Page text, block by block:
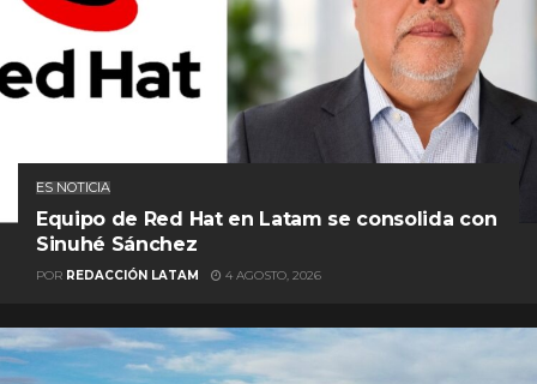
ES NOTICIA
Equipo de Red Hat en Latam se consolida con
Sinuhé Sánchez
POR REDACCIÓN LATAM 4 AGOSTO, 2026